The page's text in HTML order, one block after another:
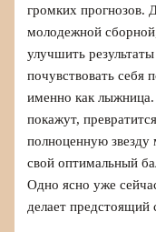
громких прогнозов.
молодежной
улучшить
почувствовать себя
именно как
покажут,
полноценную
свой оптимальный
Одно ясно уже
делает предстоящий